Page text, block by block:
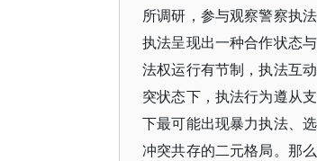
所调研，参与观察警察执
执法呈现出一种合作状态
法权运行有节制，执法互
突状态下，执法行为遵从
下最可能出现暴力执法、
冲突共存的二元格局。那